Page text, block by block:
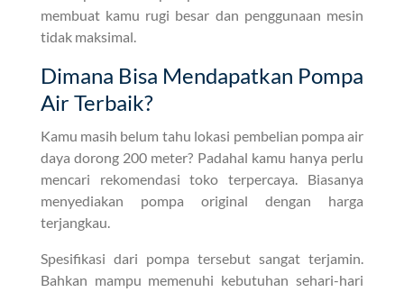
membuat kamu rugi besar dan penggunaan mesin
tidak maksimal.
Dimana Bisa Mendapatkan Pompa
Air Terbaik?
Kamu masih belum tahu lokasi pembelian pompa air
daya dorong 200 meter? Padahal kamu hanya perlu
mencari rekomendasi toko terpercaya. Biasanya
menyediakan pompa original dengan harga
terjangkau.
Spesifikasi dari pompa tersebut sangat terjamin.
Bahkan mampu memenuhi kebutuhan sehari-hari